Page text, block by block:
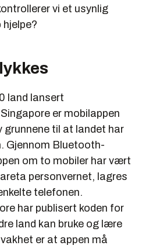
vi et usynlig
hjelpe?
land lansert
er mobilappen
grunnene til at landet har
Gjennom Bluetooth-
om to mobiler har vært
personvernet, lagres
telefonen.
har publisert koden for
land kan bruke og lære
er at appen må